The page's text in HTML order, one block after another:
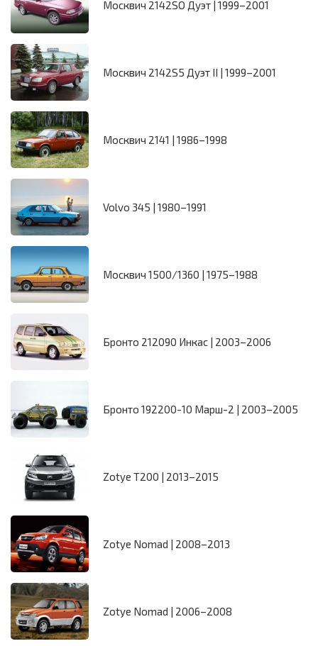
Москвич 2142SO Дуэт | 1999–2001
Москвич 2142S5 Дуэт II | 1999–2001
Москвич 2141 | 1986–1998
Volvo 345 | 1980–1991
Москвич 1500/1360 | 1975–1988
Бронто 212090 Инкас | 2003–2006
Бронто 192200-10 Марш-2 | 2003–2005
Zotye T200 | 2013–2015
Zotye Nomad | 2008–2013
Zotye Nomad | 2006–2008